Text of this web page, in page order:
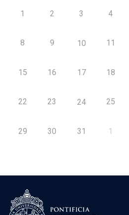
1 2 3 4
8 9 10 11
15 16 17 18
22 23 24 25
29 30 31 1